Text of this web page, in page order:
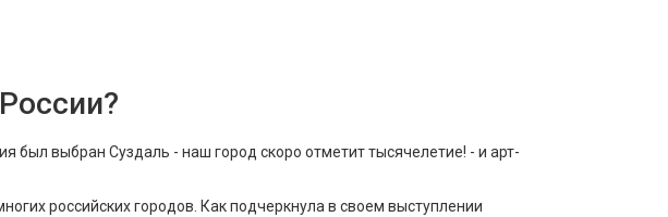
был выбран Суздаль - наш город скоро отметит тысячелетие! - и арт-
российских городов. Как подчеркнула в своем выступлении